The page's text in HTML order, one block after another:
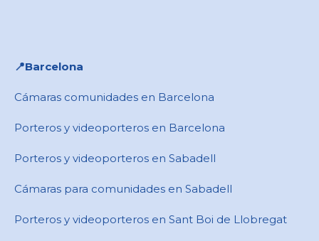
📍​Barcelona
Cámaras comunidades en Barcelona
Porteros y videoporteros en Barcelona
Porteros y videoporteros en Sabadell
Cámaras para comunidades en ​Sabadell
Porteros y videoporteros en ​Sant Boi de Llobregat